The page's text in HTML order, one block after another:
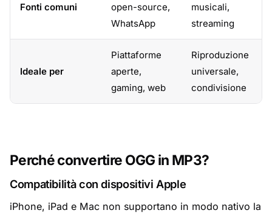
Fonti comuni
open-source,
WhatsApp
musicali,
streaming
Ideale per
Piattaforme
aperte,
gaming, web
Riproduzione
universale,
condivisione
Perché convertire OGG in MP3?
Compatibilità con dispositivi Apple
iPhone, iPad e Mac non supportano in modo nativo la